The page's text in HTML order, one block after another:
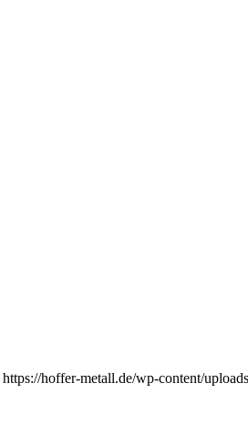
https://hoffer-metall.de/wp-content/